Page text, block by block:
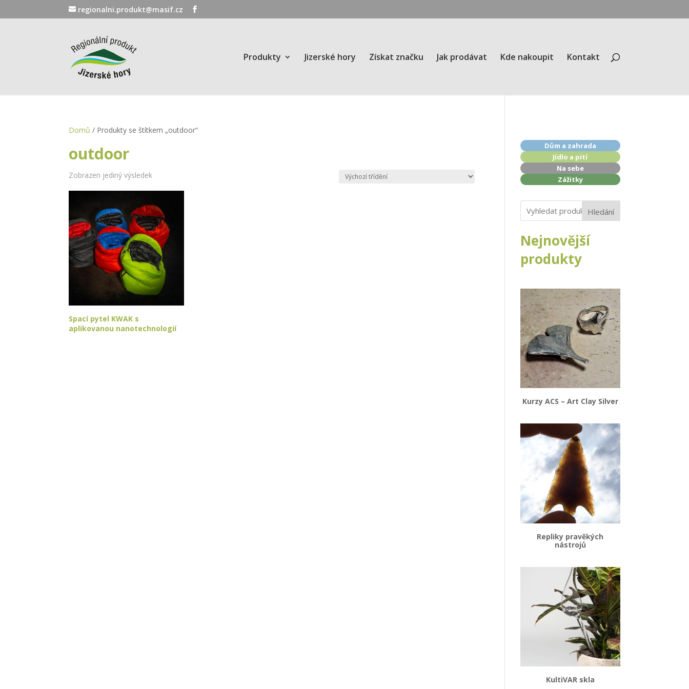
regionalni.produkt@masif.cz
Produkty Jizerské hory Získat značku Jak prodávat Kde nakoupit Kontakt
Domů / Produkty se štítkem „outdoor“
outdoor
Zobrazen jediný výsledek
Spací pytel KWAK s
aplikovanou nanotechnologií
Dům a zahrada
Jídlo a pití
Na sebe
Zážitky
Hledání
Nejnovější
produkty
Kurzy ACS – Art Clay Silver
Repliky pravěkých
nástrojů
KultiVAR skla